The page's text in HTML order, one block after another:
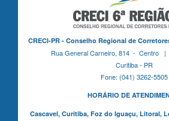
CRECI-PR - Conselho Regional de
Rua General Carneiro, 814 - Centro |
Curitiba - PR
Fone: (041) 3262-5505
HORÁRIO DE
Cascavel, Curitiba,Foz do Iguaçu, Litoral,